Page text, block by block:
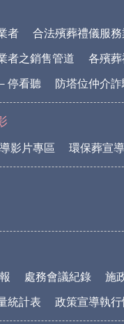
者 合法殯葬禮儀服
者之銷售管道 各殯
停看聽 防塔位仲介
影片專區 環保葬宣
處務會議紀錄 施
統計表 政策宣導執行